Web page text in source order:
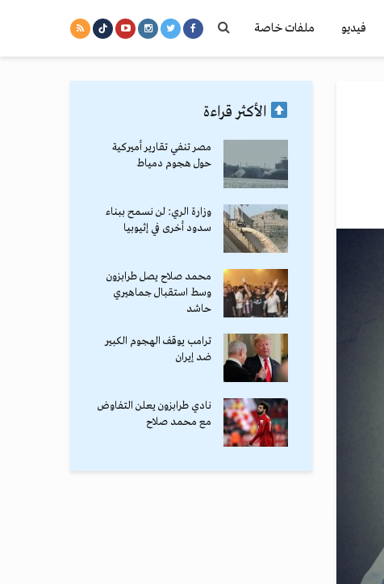
فيديو ملفات خاصة
الأكثر قراءة
مصر تنفي تقارير أميركية
حول هجوم دمياط
وزارة الري: لن نسمح ببناء
سدود أخرى في إثيوبيا
محمد صلاح يصل طرابزون
وسط استقبال جماهيري
حاشد
ترامب يوقف الهجوم الكبير
ضد إيران
نادي طرابزون يعلن التفاوض
مع محمد صلاح